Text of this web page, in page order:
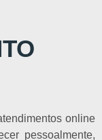
online
pessoalmente,